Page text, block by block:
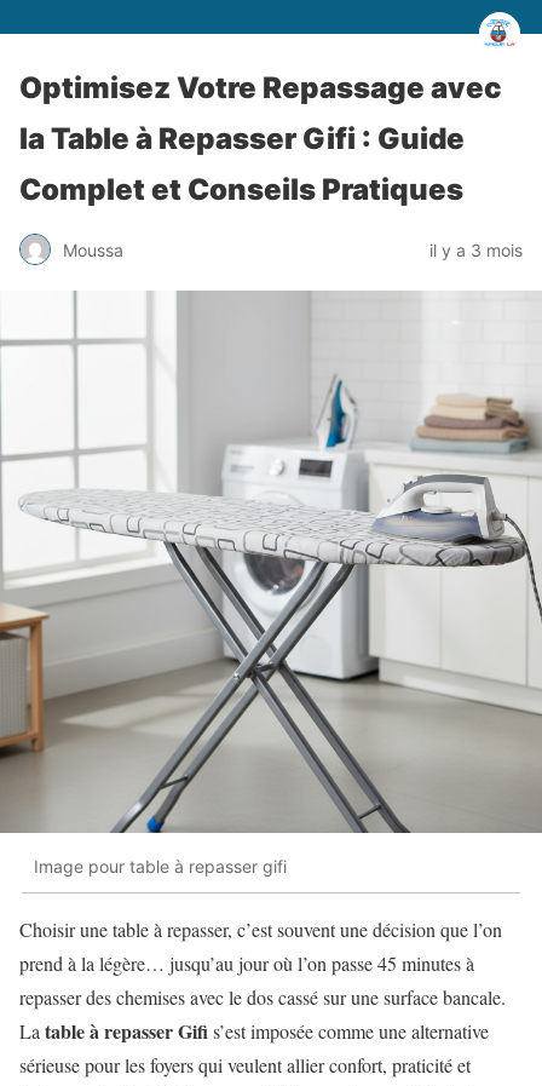
Optimisez Votre Repassage avec
la Table à Repasser Gifi : Guide
Complet et Conseils Pratiques
Moussa il y a 3 mois
Image pour table à repasser gifi
Choisir une table à repasser, c’est souvent une décision que l’on
prend à la légère… jusqu’au jour où l’on passe 45 minutes à
repasser des chemises avec le dos cassé sur une surface bancale.
La table à repasser Gifis’est imposée comme une alternative
sérieuse pour les foyers qui veulent allier confort, praticité et